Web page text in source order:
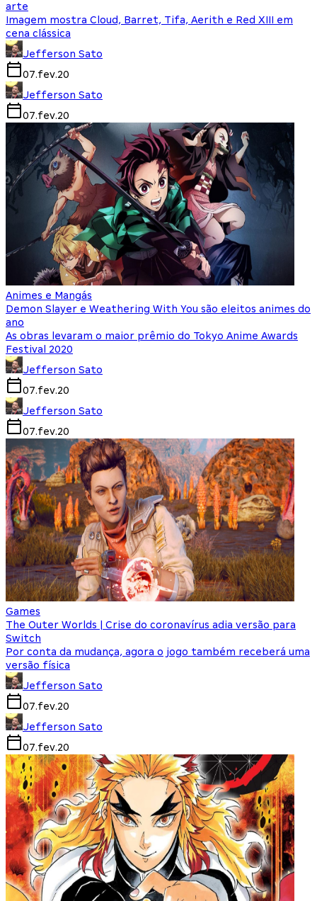
arte
Imagem mostra Cloud, Barret, Tifa, Aerith e Red XIII em
cena clássica
Jefferson Sato
07.fev.20
Jefferson Sato
07.fev.20
Animes e Mangás
Demon Slayer e Weathering With You são eleitos animes do
ano
As obras levaram o maior prêmio do Tokyo Anime Awards
Festival 2020
Jefferson Sato
07.fev.20
Jefferson Sato
07.fev.20
Games
The Outer Worlds | Crise do coronavírus adia versão para
Switch
Por conta da mudança, agora o jogo também receberá uma
versão física
Jefferson Sato
07.fev.20
Jefferson Sato
07.fev.20